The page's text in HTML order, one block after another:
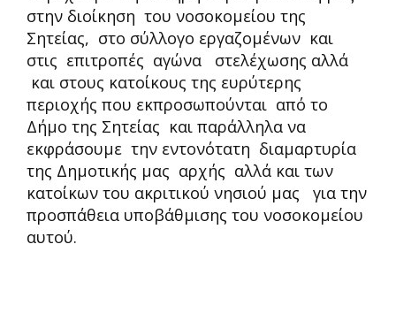
στην διοίκηση του νοσοκομείου της
Σητείας, στο σύλλογο εργαζομένων και
στις επιτροπές αγώνα στελέχωσης αλλά
και στους κατοίκους της ευρύτερης
περιοχής που εκπροσωπούνται από το
Δήμο της Σητείας και παράλληλα να
εκφράσουμε την εντονότατη διαμαρτυρία
της Δημοτικής μας αρχής αλλά και των
κατοίκων του ακριτικού νησιού μας για την
προσπάθεια υποβάθμισης του νοσοκομείου
αυτού.